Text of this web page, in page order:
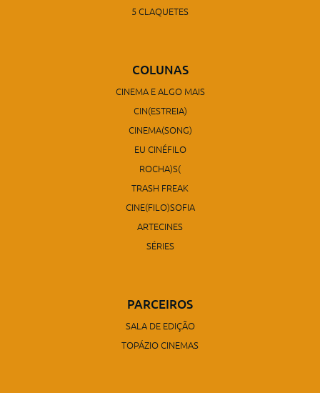
5 CLAQUETES
COLUNAS
CINEMA E ALGO MAIS
CIN(ESTREIA)
CINEMA(SONG)
EU CINÉFILO
ROCHA)S(
TRASH FREAK
CINE(FILO)SOFIA
ARTECINES
SÉRIES
PARCEIROS
SALA DE EDIÇÃO
TOPÁZIO CINEMAS